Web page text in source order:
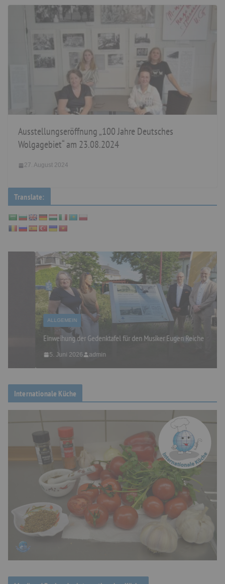
Ausstellungseröffnung „100 Jahre Deutsches
Wolgagebiet“ am 23.08.2024
27. August 2024
Translate:
ALLGEMEIN
Einweihung der Gedenktafel für den Musiker Eugen Reiche
5. Juni 2026 admin
Internationale Küche